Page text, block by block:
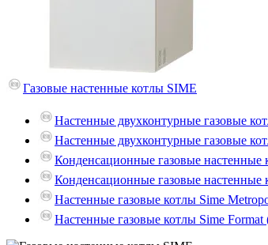
Газовые настенные котлы SIME
Настенные двухконтурные газовые
Настенные двухконтурные газовые
Конденсационные газовые настенные
Конденсационные газовые настенные
Настенные газовые котлы Sime
Настенные газовые котлы Sime